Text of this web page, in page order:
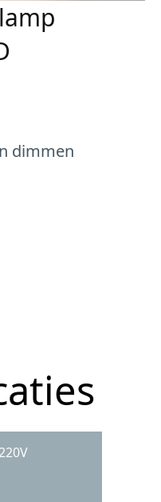
dimmen
220V